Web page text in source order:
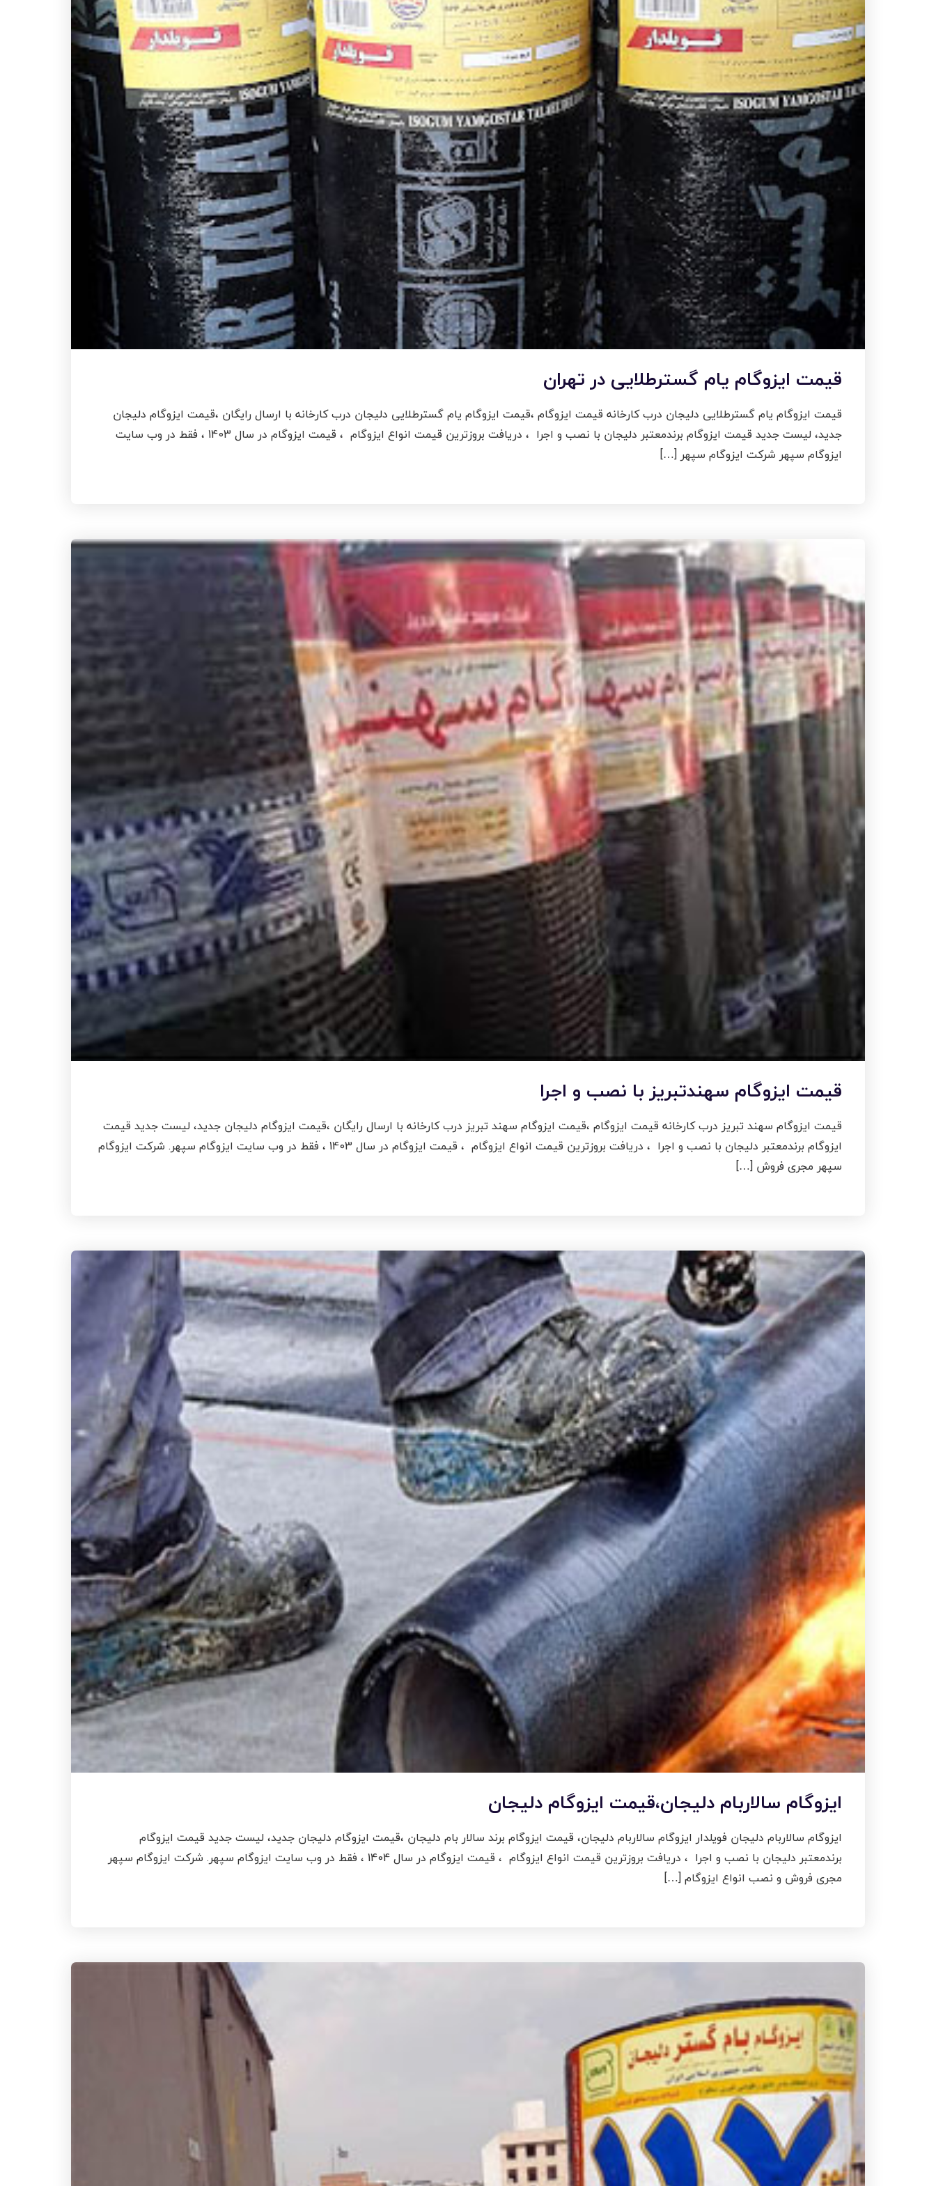
قیمت ایزوگام یام گسترطلایی در تهران
قیمت ایزوگام یام گسترطلایی دلیجان درب کارخانه قیمت ایزوگام ،قیمت ایزوگام یام گسترطلایی دلیجان درب کارخانه با ارسال رایگان ،قیمت ایزوگام دلیجان
جدید، لیست جدید قیمت ایزوگام برندمعتبر دلیجان با نصب و اجرا ، دریافت بروزترین قیمت انواع ایزوگام ، قیمت ایزوگام در سال 1403 ، فقط در وب سایت
ایزوگام سپهر شرکت ایزوگام سپهر […]
قیمت ایزوگام سهندتبریز با نصب و اجرا
قیمت ایزوگام سهند تبریز درب کارخانه قیمت ایزوگام ،قیمت ایزوگام سهند تبریز درب کارخانه با ارسال رایگان ،قیمت ایزوگام دلیجان جدید، لیست جدید قیمت
ایزوگام برندمعتبر دلیجان با نصب و اجرا ، دریافت بروزترین قیمت انواع ایزوگام ، قیمت ایزوگام در سال 1403 ، فقط در وب سایت ایزوگام سپهر. شرکت ایزوگام
سپهر مجری فروش […]
ایزوگام سالاربام دلیجان،قیمت ایزوگام دلیجان
ایزوگام سالاربام دلیجان فویلدار ایزوگام سالاربام دلیجان، قیمت ایزوگام برند سالار بام دلیجان ،قیمت ایزوگام دلیجان جدید، لیست جدید قیمت ایزوگام
برندمعتبر دلیجان با نصب و اجرا ، دریافت بروزترین قیمت انواع ایزوگام ، قیمت ایزوگام در سال 1404 ، فقط در وب سایت ایزوگام سپهر. شرکت ایزوگام سپهر
مجری فروش و نصب انواع ایزوگام […]